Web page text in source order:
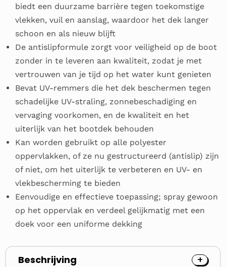
biedt een duurzame barrière tegen toekomstige
vlekken, vuil en aanslag, waardoor het dek langer
schoon en als nieuw blijft
De antislipformule zorgt voor veiligheid op de boot
zonder in te leveren aan kwaliteit, zodat je met
vertrouwen van je tijd op het water kunt genieten
Bevat UV-remmers die het dek beschermen tegen
schadelijke UV-straling, zonnebeschadiging en
vervaging voorkomen, en de kwaliteit en het
uiterlijk van het bootdek behouden
Kan worden gebruikt op alle polyester
oppervlakken, of ze nu gestructureerd (antislip) zijn
of niet, om het uiterlijk te verbeteren en UV- en
vlekbescherming te bieden
Eenvoudige en effectieve toepassing; spray gewoon
op het oppervlak en verdeel gelijkmatig met een
doek voor een uniforme dekking
Beschrijving